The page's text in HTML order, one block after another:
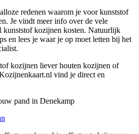
redenen waarom je voor kunststof
Je vindt meer info over de vele
kunststof kozijnen kosten. Natuurlijk
en lees je waar je op moet letten bij het
kozijnen liever houten kozijnen of
vind je direct en
pand in Denekamp